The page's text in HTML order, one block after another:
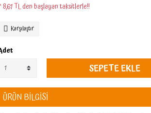
8,61 TL den başlayan taksitlerle!!
Karşılaştır
SEPETE EKLE
ÜRÜN BİLGİSİ